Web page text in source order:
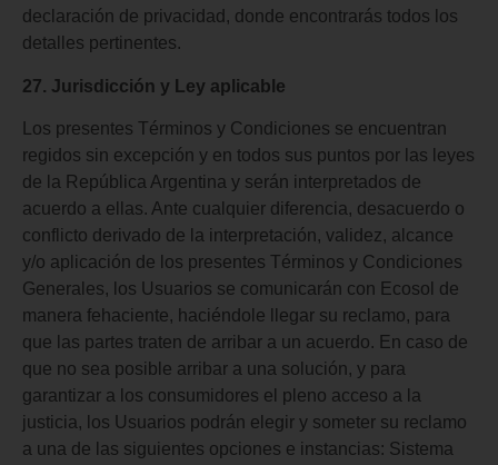
declaración de privacidad, donde encontrarás todos los
detalles pertinentes.
27. Jurisdicción y Ley aplicable
Los presentes Términos y Condiciones se encuentran
regidos sin excepción y en todos sus puntos por las leyes
de la República Argentina y serán interpretados de
acuerdo a ellas. Ante cualquier diferencia, desacuerdo o
conflicto derivado de la interpretación, validez, alcance
y/o aplicación de los presentes Términos y Condiciones
Generales, los Usuarios se comunicarán con Ecosol de
manera fehaciente, haciéndole llegar su reclamo, para
que las partes traten de arribar a un acuerdo. En caso de
que no sea posible arribar a una solución, y para
garantizar a los consumidores el pleno acceso a la
justicia, los Usuarios podrán elegir y someter su reclamo
a una de las siguientes opciones e instancias: Sistema